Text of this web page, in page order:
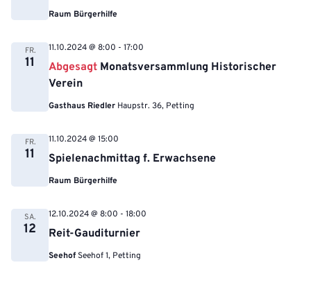
Raum Bürgerhilfe
FR.
11 Abgesagt Monatsversammlung Historischer
Verein
11.10.2024 @ 8:00 - 17:00
Gasthaus Riedler Haupstr. 36, Petting
FR.
11 Spielenachmittag f. Erwachsene
11.10.2024 @ 15:00
Raum Bürgerhilfe
SA.
12 Reit-Gauditurnier
12.10.2024 @ 8:00 - 18:00
SeehofSeehof 1, Petting